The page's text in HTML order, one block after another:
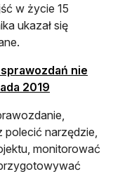
w życie 15
ukazał się
nie
2019
narzędzie,
monitorować